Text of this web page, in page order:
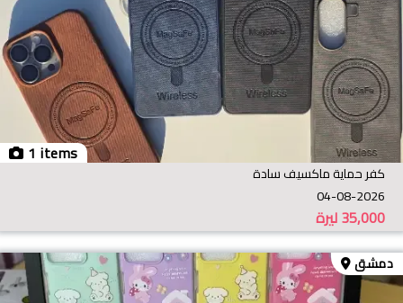
1 items
كفر حماية ماكسيف سادة
04-08-2026
ليرة35,000
دمشق